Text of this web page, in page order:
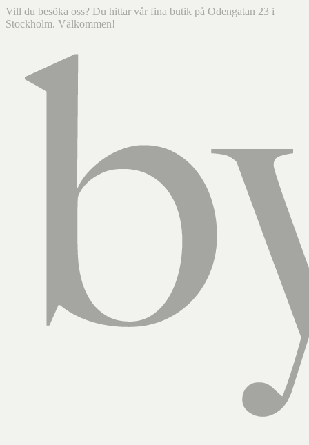
Vill du besöka oss? Du hittar vår fina butik på Odengatan 23 i
Stockholm. Välkommen!